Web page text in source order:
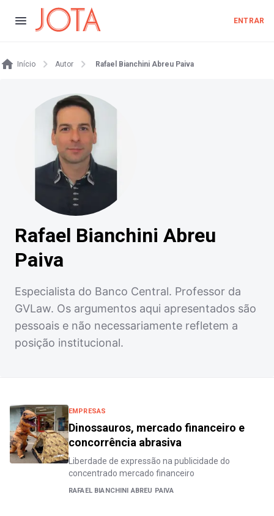
ENTRAR
Início Autor Rafael Bianchini Abreu Paiva
Rafael Bianchini Abreu
Paiva
Especialista do Banco Central. Professor da
GVLaw. Os argumentos aqui apresentados são
pessoais e não necessariamente refletem a
posição institucional.
EMPRESAS
Dinossauros, mercado financeiro e
concorrência abrasiva
Liberdade de expressão na publicidade do
concentrado mercado financeiro
RAFAEL BIANCHINI ABREU PAIVA